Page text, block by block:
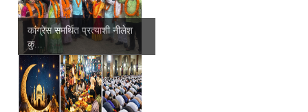
कांग्रेस समर्थित प्रत्याशी नीलेश
कु...